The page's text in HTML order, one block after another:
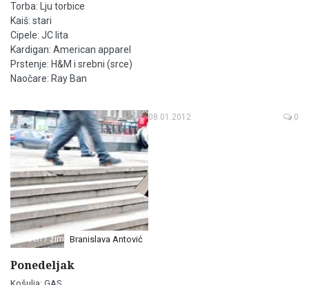
Torba: Lju torbice
Kaiš: stari
Cipele: JC lita
Kardigan: American apparel
Prstenje: H&M i srebni (srce)
Naočare: Ray Ban
Jesen / zima Branislava Antović
08.01.2012 0
Ponedeljak